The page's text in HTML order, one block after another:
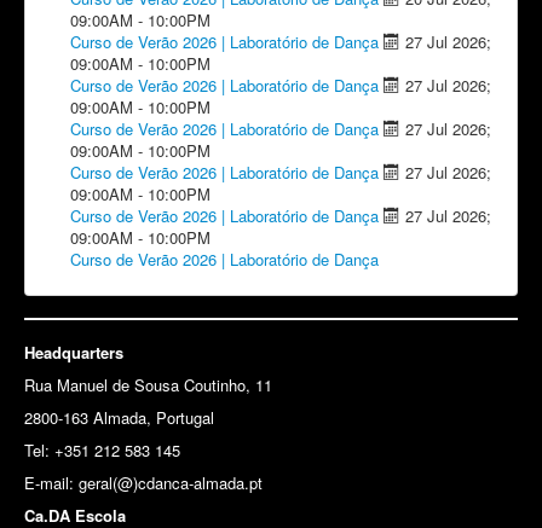
09:00AM - 10:00PM
Curso de Verão 2026 | Laboratório de Dança
27 Jul 2026;
09:00AM - 10:00PM
Curso de Verão 2026 | Laboratório de Dança
27 Jul 2026;
09:00AM - 10:00PM
Curso de Verão 2026 | Laboratório de Dança
27 Jul 2026;
09:00AM - 10:00PM
Curso de Verão 2026 | Laboratório de Dança
27 Jul 2026;
09:00AM - 10:00PM
Curso de Verão 2026 | Laboratório de Dança
27 Jul 2026;
09:00AM - 10:00PM
Curso de Verão 2026 | Laboratório de Dança
Headquarters
Rua Manuel de Sousa Coutinho, 11
2800-163 Almada, Portugal
Tel: +351 212 583 145
E-mail: geral(@)cdanca-almada.pt
Ca.DA Escola